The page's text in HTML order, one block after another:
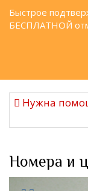
Быстрое
БЕСПЛАТНОЙ
Нужна
Номера и